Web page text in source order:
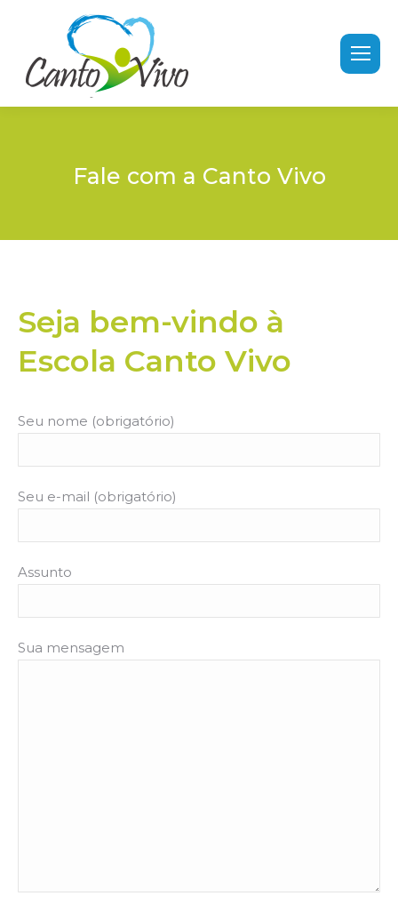
Fale com a Canto Vivo
Seja bem-vindo à
Escola Canto Vivo
Seu nome (obrigatório)
Seu e-mail (obrigatório)
Assunto
Sua mensagem